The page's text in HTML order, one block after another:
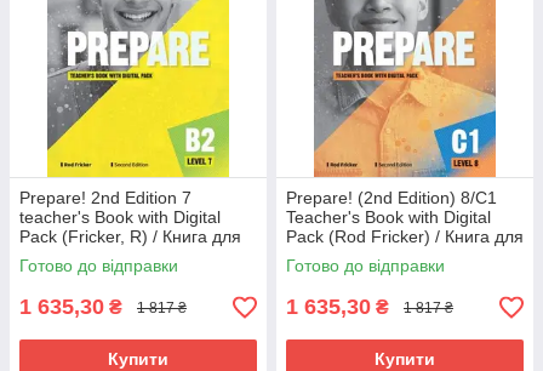
Prepare! 2nd Edition 7
teacher's Book with Digital
Pack (Fricker, R) / Книга для
вчителя з онлайн ресурсами
Готово до відправки
1 635,30 ₴ 1 817 ₴
Купити
Prepare! (2nd Edition) 8/С1
Teacher's Book with Digital
Pack (Rod Fricker) / Книга для
вчителя
Готово до відправки
1 635,30 ₴ 1 817 ₴
Купити